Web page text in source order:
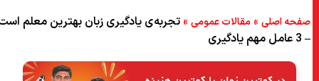
۷) تجربه‌ی یادگیری زبان – جمع‌بندی
صفحه اصلی»مقالات عمومی»تجربه‌ی یادگیری زبان بهترین معلم است
– 3 عامل مهم یادگیری